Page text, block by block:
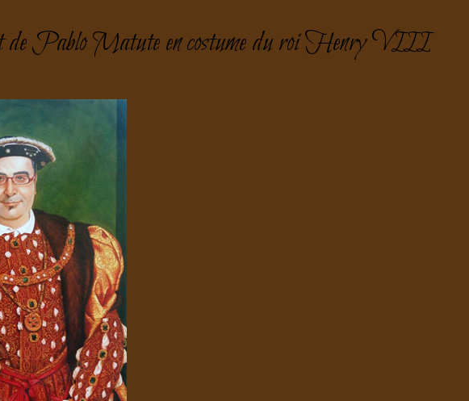
Pablo Matute en costume du roi Henry VIII